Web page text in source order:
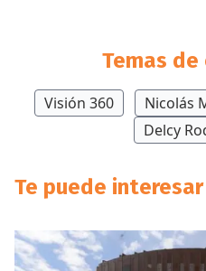
Temas
Visión 360 Nicolás
Delcy
Te puede interesar